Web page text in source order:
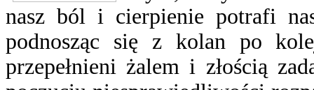
nasz ból i cierpienie potrafi
podnosząc się z kolan po
przepełnieni żalem i złością